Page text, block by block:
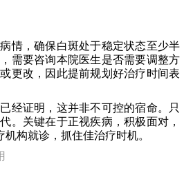
情，确保白斑处于稳定状态至少半
需要咨询本院医生是否需要调整方
更改，因此提前规划好治疗时间表
经证明，这并非不可控的宿命。只
。关键在于正视疾病，积极面对，
构就诊，抓住佳治疗时机。